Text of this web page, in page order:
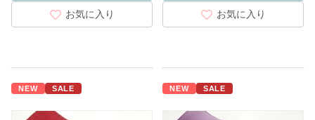
お気に入り お気に入り
NEW SALE NEW SALE